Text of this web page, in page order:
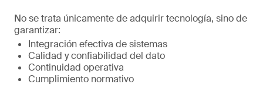
No se trata únicamente de adquirir tecnología, sino de
garantizar:
Integración efectiva de sistemas
Calidad y confiabilidad del dato
Continuidad operativa
Cumplimiento normativo